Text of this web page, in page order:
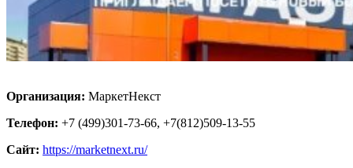
Организация: МаркетНекст
Телефон: +7 (499)301-73-66, +7(812)509-13-55
Сайт: https://marketnext.ru/